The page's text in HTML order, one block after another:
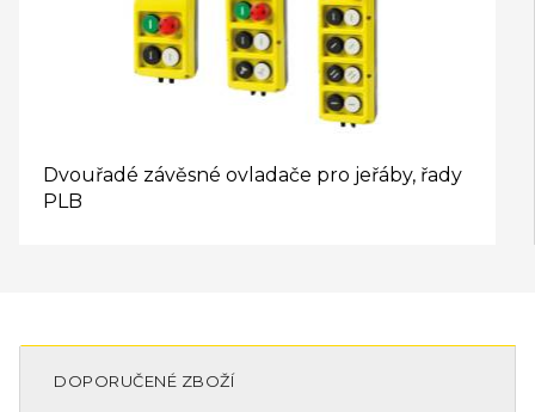
Dvouřadé závěsné ovladače pro jeřáby, řady
PLB
DOPORUČENÉ ZBOŽÍ